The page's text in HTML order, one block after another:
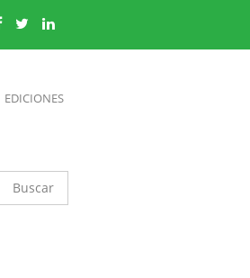
EDICIONES